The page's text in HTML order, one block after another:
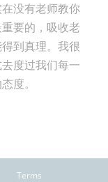
没有老师教你
要的，吸收老
到真理。我很
度过我们每一
度。
Terms